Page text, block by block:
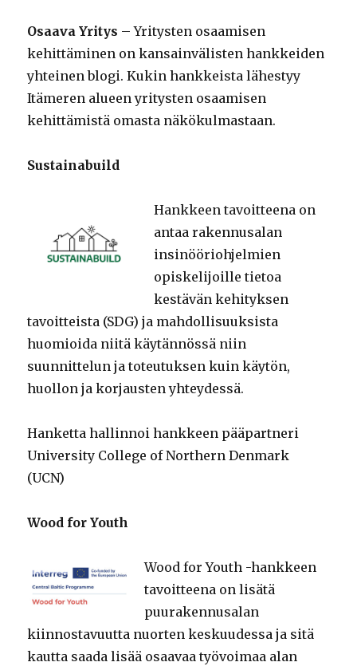
Osaava Yritys – Yritysten osaamisen
kehittäminen on kansainvälisten hankkeiden
yhteinen blogi. Kukin hankkeista lähestyy
Itämeren alueen yritysten osaamisen
kehittämistä omasta näkökulmastaan.
Sustainabuild
Hankkeen tavoitteena on
antaa rakennusalan
insinööriohjelmien
opiskelijoille tietoa
kestävän kehityksen
tavoitteista (SDG) ja mahdollisuuksista
huomioida niitä käytännössä niin
suunnittelun ja toteutuksen kuin käytön,
huollon ja korjausten yhteydessä.
Hanketta hallinnoi hankkeen pääpartneri
University College of Northern Denmark
(UCN)
Wood for Youth
Wood for Youth -hankkeen
tavoitteena on lisätä
puurakennusalan
kiinnostavuutta nuorten keskuudessa ja sitä
kautta saada lisää osaavaa työvoimaa alan